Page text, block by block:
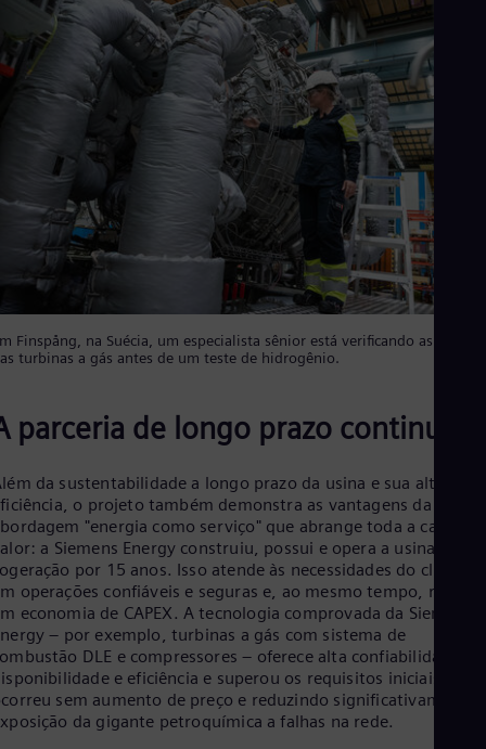
Finspång, na Suécia, um especialista sênior está verificando as
turbinas a gás antes de um teste de hidrogênio.
parceria de longo prazo continua
da sustentabilidade a longo prazo da usina e sua alta
o projeto também demonstra as vantagens da
"energia como serviço" que abrange toda a cadeia
a Siemens Energy construiu, possui e opera a usina de
por 15 anos. Isso atende às necessidades do cliente
operações confiáveis e seguras e, ao mesmo tempo, resulta
economia de CAPEX. A tecnologia comprovada da Siemens
– por exemplo, turbinas a gás com sistema de
DLE e compressores – oferece alta confiabilidade,
e eficiência e superou os requisitos iniciais. Isso
sem aumento de preço e reduzindo significativamente
da gigante petroquímica a falhas na rede.